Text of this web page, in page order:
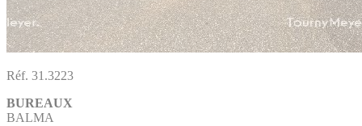
Réf. 31.3223
BUREAUX
BALMA